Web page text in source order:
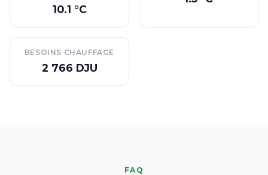
10.1 °C
BESOINS CHAUFFAGE
2 766 DJU
FAQ